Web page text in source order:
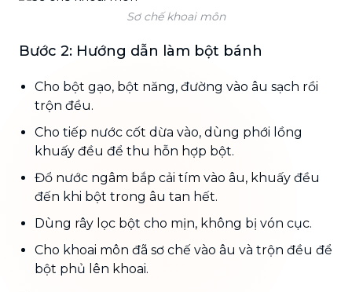
Sơ chế khoai môn
Bước 2: Hướng dẫn làm bột bánh
Cho bột gạo, bột năng, đường vào âu sạch rồi
trộn đều.
Cho tiếp nước cốt dừa vào, dùng phới lồng
khuấy đều để thu hỗn hợp bột.
Đổ nước ngâm bắp cải tím vào âu, khuấy đều
đến khi bột trong âu tan hết.
Dùng rây lọc bột cho mịn, không bị vón cục.
Cho khoai môn đã sơ chế vào âu và trộn đều để
bột phủ lên khoai.